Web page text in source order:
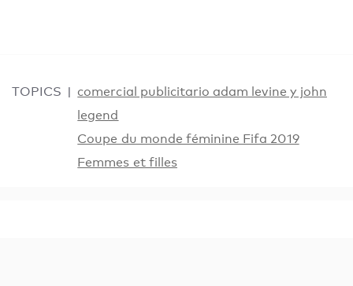
TOPICS
comercial publicitario adam levine y john
legend
Coupe du monde féminine Fifa 2019
Femmes et filles